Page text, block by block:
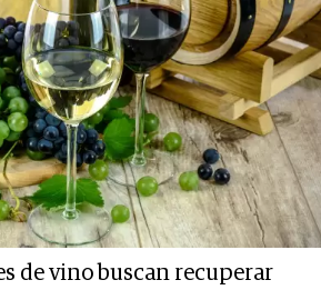
de vino buscan recuperar